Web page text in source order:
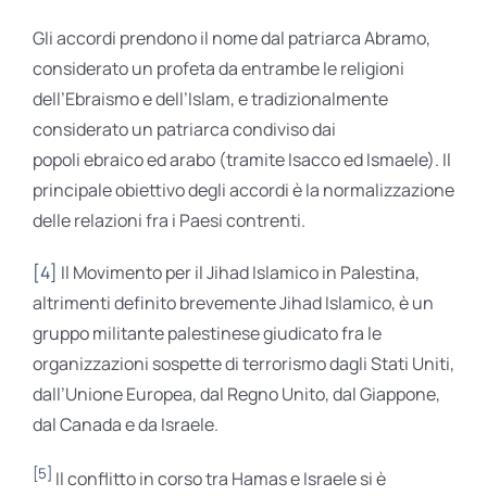
Gli accordi prendono il nome dal patriarca Abramo,
considerato un profeta da entrambe le religioni
dell’Ebraismo e dell’Islam, e tradizionalmente
considerato un patriarca condiviso dai
popoli ebraico ed arabo (tramite Isacco ed Ismaele). Il
principale obiettivo degli accordi è la normalizzazione
delle relazioni fra i Paesi contrenti.
[4] Il Movimento per il Jihad Islamico in Palestina,
altrimenti definito brevemente Jihad Islamico, è un
gruppo militante palestinese giudicato fra le
organizzazioni sospette di terrorismo dagli Stati Uniti,
dall’Unione Europea, dal Regno Unito, dal Giappone,
dal Canada e da Israele.
[5] Il conflitto in corso tra Hamas e Israele si è